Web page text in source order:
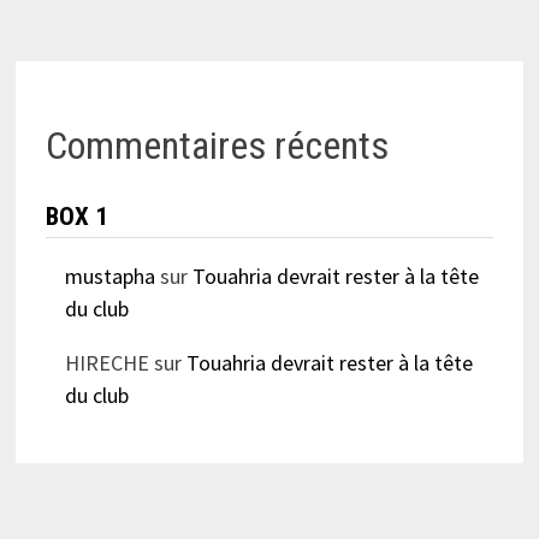
Commentaires récents
BOX 1
mustapha sur Touahria devrait rester à la tête
du club
HIRECHE sur Touahria devrait rester à la tête
du club